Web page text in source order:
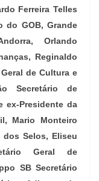
Ferreira Telles
do GOB, Grande
Orlando
Reginaldo
de Cultura e
Secretário de
ex-Presidente da
Mario Monteiro
dos Selos, Eliseu
Geral de
SB Secretário